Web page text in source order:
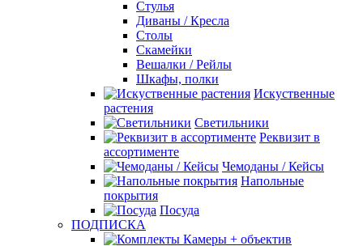
Стулья
Диваны / Кресла
Столы
Скамейки
Вешалки / Рейлы
Шкафы, полки
Искуственные
растения
Светильники
Реквизит в
ассортименте
Чемоданы / Кейсы
Напольные
покрытия
Посуда
ПОДПИСКА